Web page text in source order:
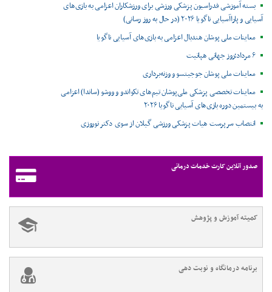
بسته آموزشی فدراسیون پزشکی ورزشی برای ورزشکاران اعزامی به بازی‌های
آسیایی و پاراآسیایی ناگویا ۲۰۲۶ (در حال به روز رسانی)
معاینات ملی پوشان هندبال اعزامی به بازی‌های آسیایی ناگویا
۶ مرداد؛روز جهانی هپاتیت
معاینات ملی پوشان جوجیتسو و وزنه‌برداری
معاینات تخصصی پزشکی ملی‌پوشان تیم‌های تکواندو و ووشو (ساندا) اعزامی
به بیستمین دوره بازی‌های آسیایی ناگویا ۲۰۲۶
انتصاب سرپرست هیات پزشکی ورزشی گیلان از سوی دکتر نوروزی
صدور آنلاین کارت خدمات درمانی
کمیته آموزش و پژوهش
برنامه درمانگاه و نوبت دهی